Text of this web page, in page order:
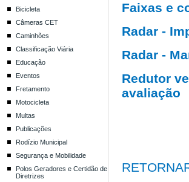
Bicicleta
Câmeras CET
Caminhões
Classificação Viária
Educação
Eventos
Fretamento
Motocicleta
Multas
Publicações
Rodízio Municipal
Segurança e Mobilidade
Polos Geradores e Certidão de
Diretrizes
Faixas e
Radar -
Radar -
Redutor
avaliação